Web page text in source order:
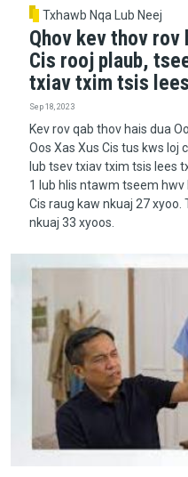
Txhawb Nqa Lub Neej
Qhov kev thov rov
Cis rooj plaub,
txiav txim tsis
Sep 18, 2023
Kev rov qab thov hais dua
Oos Xas Xus Cis tus kws loj
lub tsev txiav txim tsis lees
1 lub hlis ntawm tseem hwv
Cis raug kaw nkuaj 27
nkuaj 33 xyoos.